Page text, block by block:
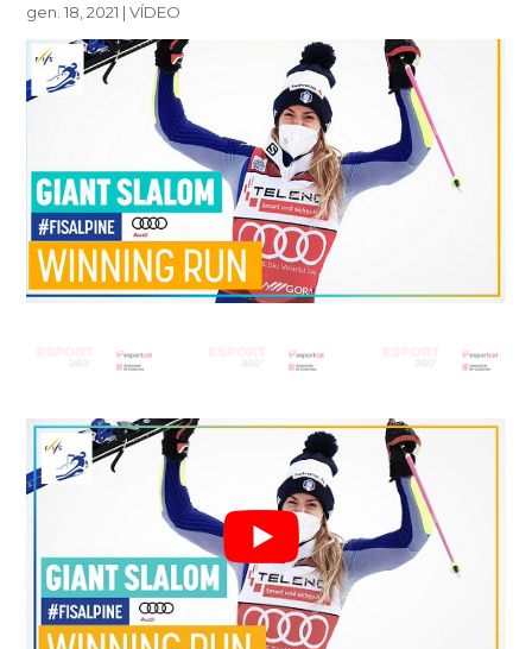
gen. 18, 2021 |VÍDEO